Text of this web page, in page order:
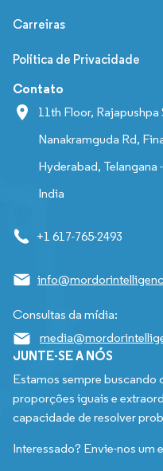
Carreiras
Política de Privacidade
Contato
11th Floor, Rajapushpa
Nanakramguda Rd,
Hyderabad, Telangana
India
+1 617-765-2493
Consultas da mídia:
JUNTE-SE A NÓS
Estamos sempre buscando
proporções iguais e
capacidade de resolver
Interessado? Envie-nos um